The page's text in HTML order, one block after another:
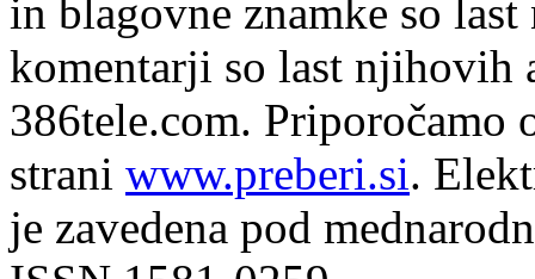
in blagovne znamke so
komentarji so last njihovih
386tele.com. Priporočamo
strani www.preberi.si.
je zavedena pod